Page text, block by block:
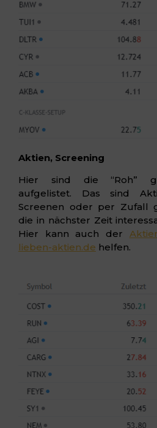
Aktien, Screening
Hier sind die “Roh”
aufgelistet. Das sind
Screenen oder per Zufall
die in nächster Zeit
Hier kann auch der
lieben-aktien.de helfen.